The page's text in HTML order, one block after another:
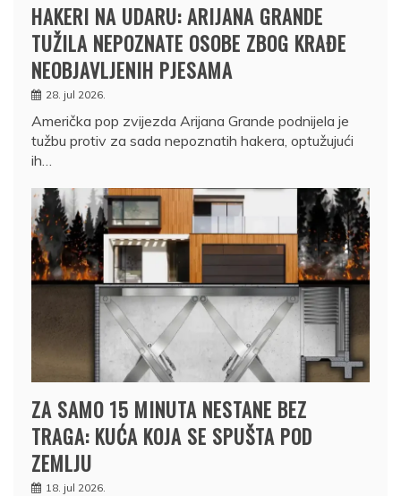
HAKERI NA UDARU: ARIJANA GRANDE
TUŽILA NEPOZNATE OSOBE ZBOG KRAĐE
NEOBJAVLJENIH PJESAMA
28. jul 2026.
Američka pop zvijezda Arijana Grande podnijela je
tužbu protiv za sada nepoznatih hakera, optužujući
ih…
ZA SAMO 15 MINUTA NESTANE BEZ
TRAGA: KUĆA KOJA SE SPUŠTA POD
ZEMLJU
18. jul 2026.